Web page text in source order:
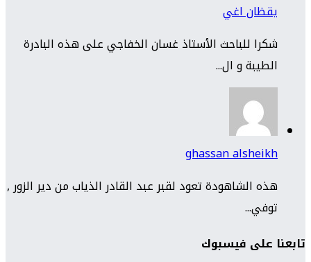
يقظان اغي
شكرا للباحث الأستاذ غسان الخفاجي على هذه البادرة
الطيبة و ال...
ghassan alsheikh
هذه الشاهودة تعود لقبر عبد القادر الذياب من دير الزور ,
توفي...
تابعنا على فيسبوك